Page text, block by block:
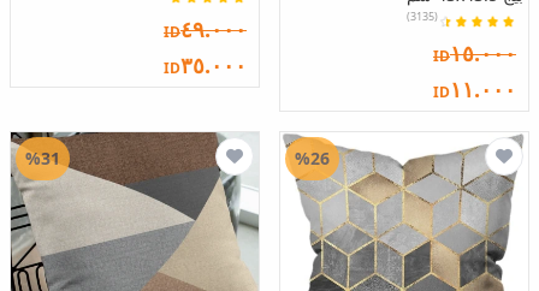
(3135)
ID١٥.٠٠٠
ID١١.٠٠٠
ID٤٩.٠٠٠
ID٣٥.٠٠٠
%26
%31